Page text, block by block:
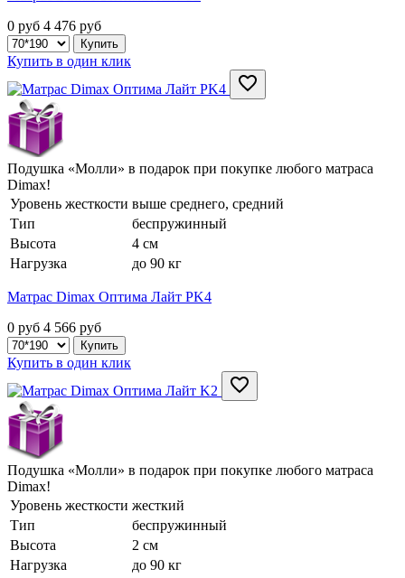
0 руб 4 476 руб
Купить в один клик
Подушка «Молли» в подарок при покупке любого матраса
Dimax!
Уровень жесткости выше среднего, средний
Тип
беспружинный
Высота
4 см
Нагрузка
до 90 кг
Матрас Dimax Оптима Лайт PK4
0 руб 4 566 руб
Купить в один клик
Подушка «Молли» в подарок при покупке любого матраса
Dimax!
Уровень жесткости жесткий
Тип
беспружинный
Высота
2 см
Нагрузка
до 90 кг